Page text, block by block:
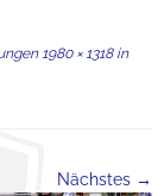
1980 × 1318in
Nächstes →